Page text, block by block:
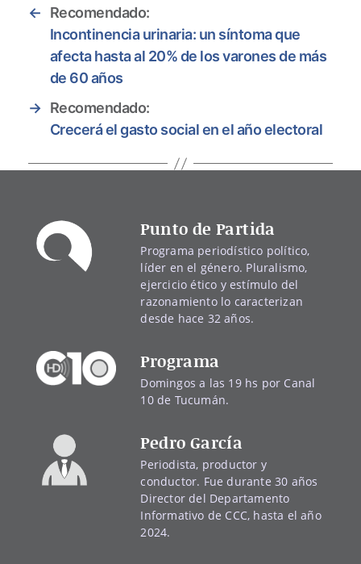
←
Recomendado:
Incontinencia urinaria: un síntoma que
afecta hasta al 20% de los varones de más
de 60 años
→ Recomendado:
Crecerá el gasto social en el año electoral
Punto de Partida
Programa periodístico político,
líder en el género. Pluralismo,
ejercicio ético y estímulo del
razonamiento lo caracterizan
desde hace 32 años.
Programa
Domingos a las 19 hs por Canal
10 de Tucumán.
Pedro García
Periodista, productor y
conductor. Fue durante 30 años
Director del Departamento
Informativo de CCC, hasta el año
2024.